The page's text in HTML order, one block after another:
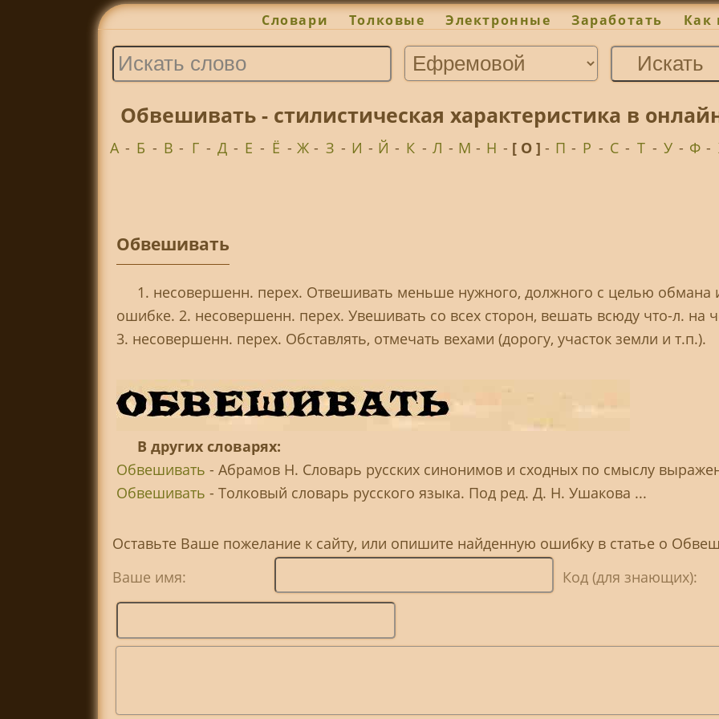
Словари Толковые Электронные Заработать Как
Обвешивать - стилистическая характеристика в
А - Б - В - Г - Д - Е - Ё - Ж - З - И - Й - К - Л - М - Н - [ О ] - П - Р - С - Т - У - Ф -
Обвешивать
1. несовершенн. перех. Отвешивать меньше нужного, должного с целью обмана
ошибке. 2. несовершенн. перех. Увешивать со всех сторон, вешать всюду что-л. на
3. несовершенн. перех. Обставлять, отмечать вехами (дорогу, участок земли и т.п.).
В других словарях:
Обвешивать - Абрамов Н. Словарь русских синонимов и сходных по смыслу
Обвешивать - Толковый словарь русского языка. Под ред. Д. Н. Ушакова ...
Оставьте Ваше пожелание к сайту, или опишите найденную ошибку в статье о
Ваше имя:
Код (для знающих):